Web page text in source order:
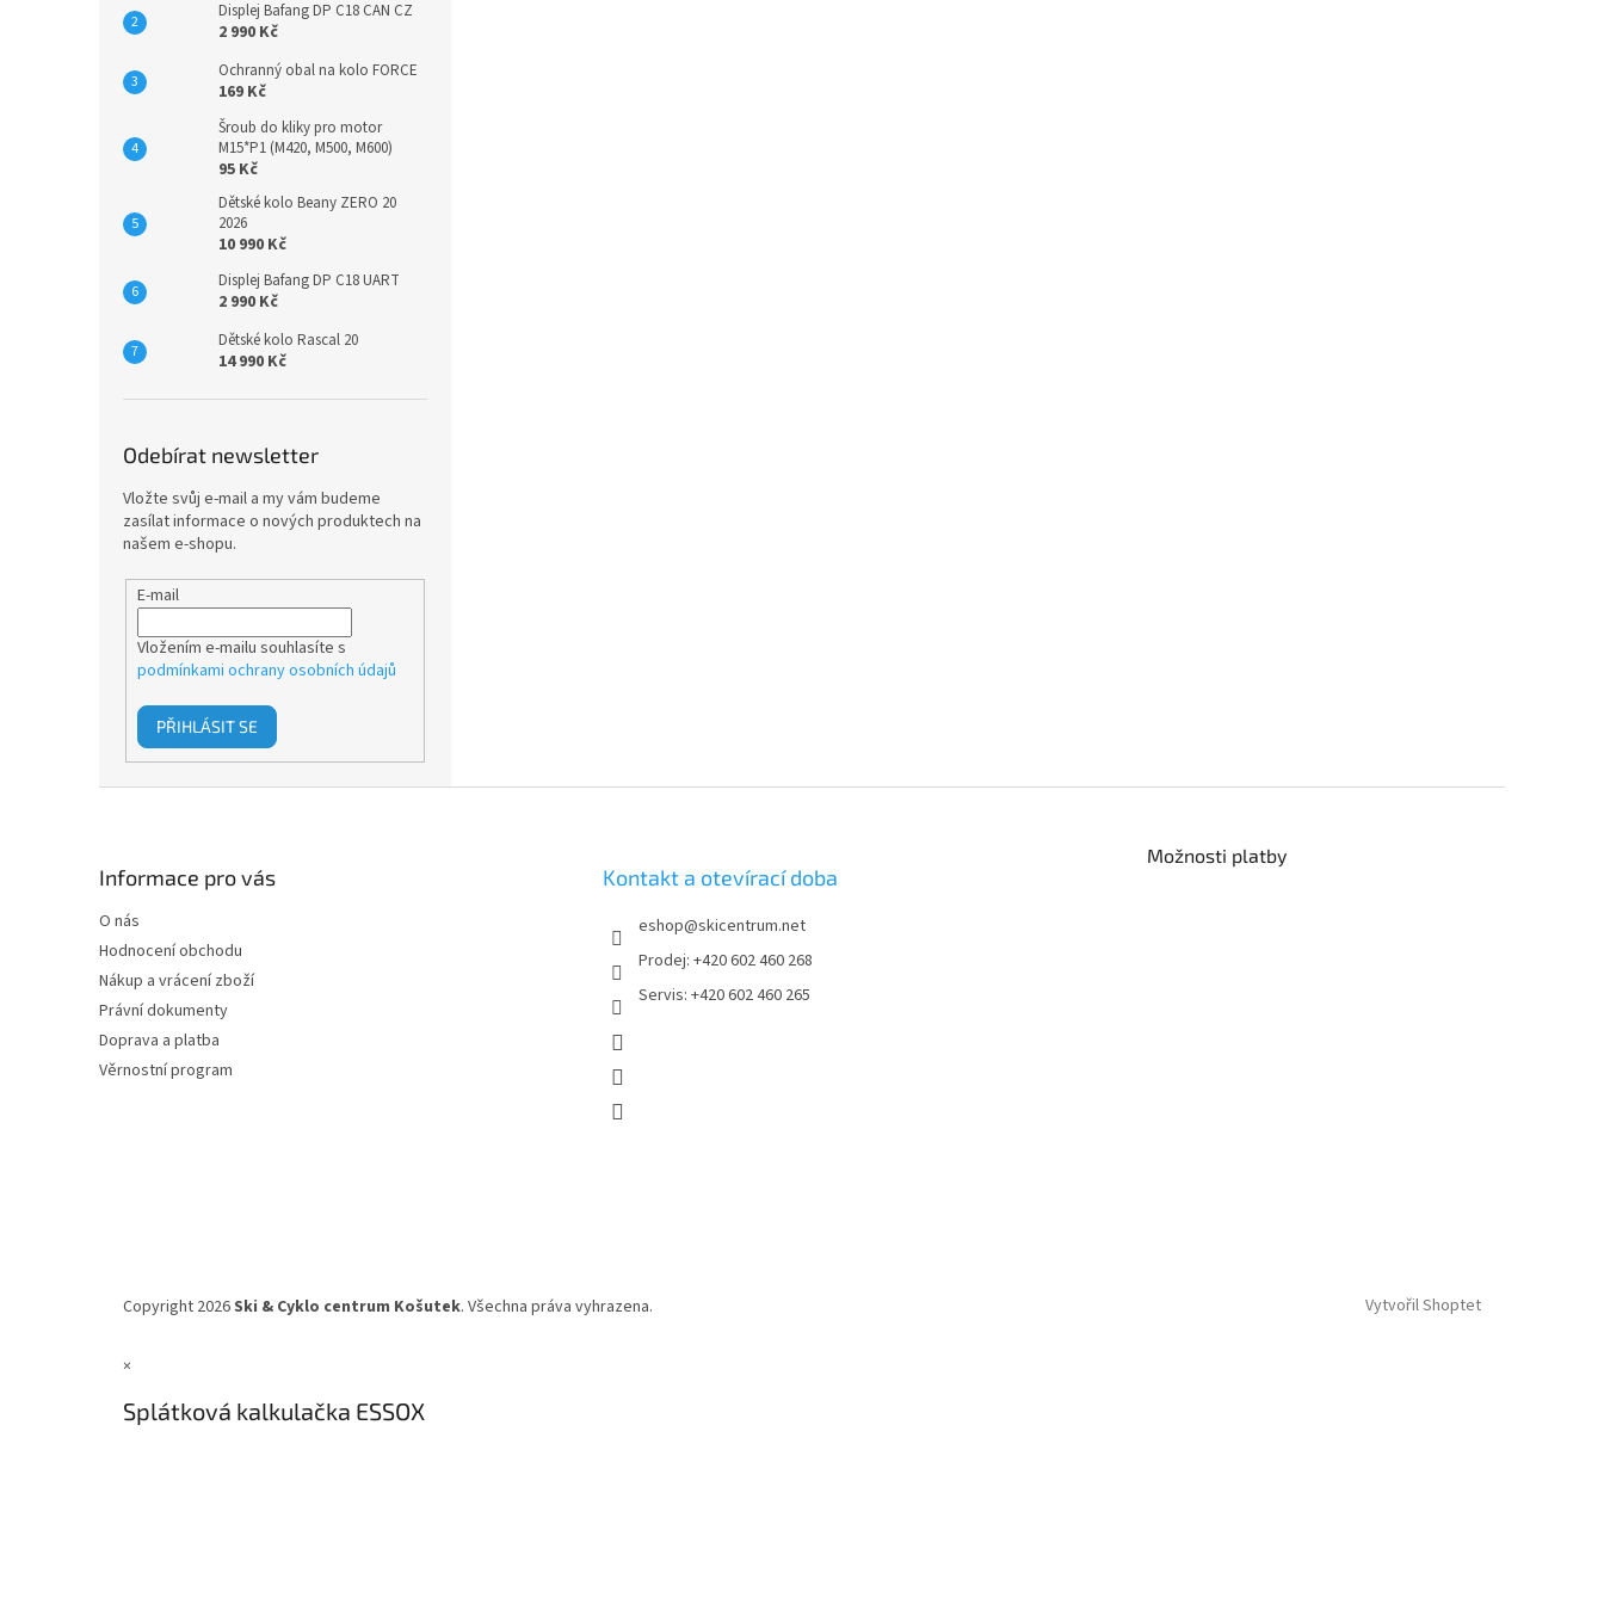
Displej Bafang DP C18 CAN CZ
2 990 Kč
Ochranný obal na kolo FORCE
169 Kč
Šroub do kliky pro motor
M15*P1 (M420, M500, M600)
95 Kč
Dětské kolo Beany ZERO 20
2026
10 990 Kč
Displej Bafang DP C18 UART
2 990 Kč
Dětské kolo Rascal 20
14 990 Kč
Odebírat newsletter
Vložte svůj e-mail a my vám budeme
zasílat informace o nových produktech na
našem e-shopu.
E-mail
Vložením e-mailu souhlasíte s
podmínkami ochrany osobních údajů
PŘIHLÁSIT SE
Informace pro vás
O nás
Hodnocení obchodu
Nákup a vrácení zboží
Právní dokumenty
Doprava a platba
Věrnostní program
Kontakt a otevírací doba
eshop@skicentrum.net
Prodej: +420 602 460 268
Servis: +420 602 460 265
Možnosti platby
Vytvořil Shoptet
Copyright 2026Ski & Cyklo centrum Košutek. Všechna práva vyhrazena.
×
Splátková kalkulačka ESSOX